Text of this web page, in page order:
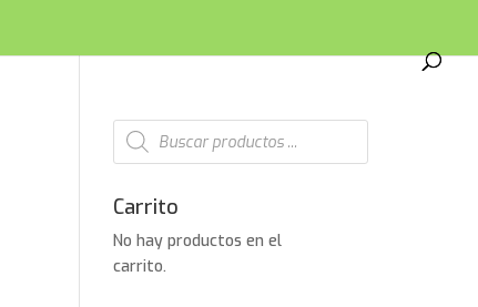
Búsqueda
de
productos
Carrito
No hay productos en el
carrito.